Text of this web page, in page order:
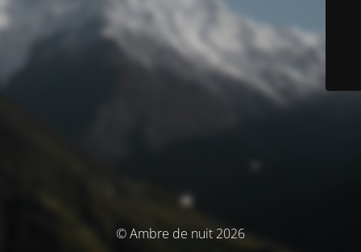
© Ambre de nuit 2026